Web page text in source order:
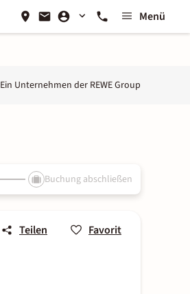
Menü
Ein Unternehmen der REWE Group
Buchung abschließen
Teilen Favorit